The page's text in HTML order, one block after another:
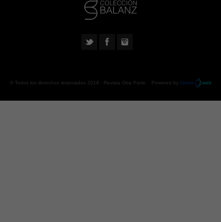
© Todos los derechos reservados 2018 - Revista Otra Parte . Powered by Urano web